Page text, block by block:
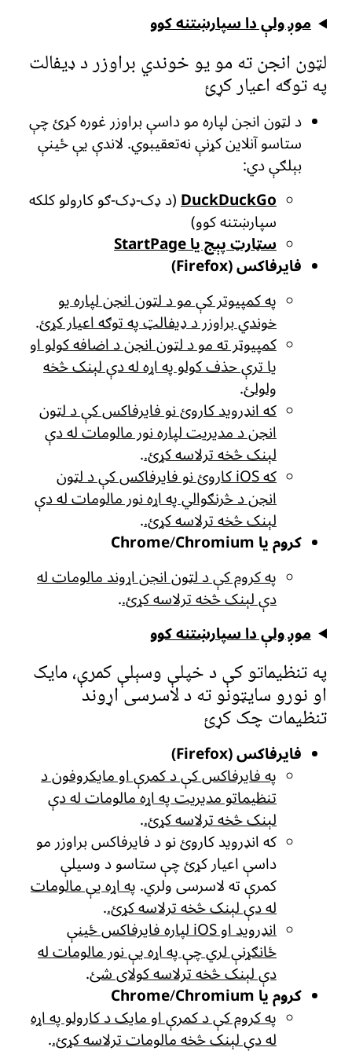
موږ ولې دا سپارښتنه کوو
لټون انجن ته مو یو خوندي براوزر د ډیفالت
په توګه اعیار کړئ
د لټون انجن لپاره مو داسې براوزر غوره کړئ چې
ستاسو آنلاین کړنې نه‌تعقیبوي. لاندې یې ځینې
بېلګې دي:
DuckDuckGo (د ډک-ډک-ګو کارولو کلکه
سپارښتنه کوو)
سټارټ پېج یا StartPage
فایرفاکس (Firefox)
په کمپیوتر کې مو د لټون انجن لپاره یو
خوندي براوزر د ډیفالټ په توګه اعیار کړئ.
کمپیوټر ته مو د لټون انجن د اضافه کولو او
یا ترې حذف کولو په اړه له دې لېنک څخه
ولولئ.
که انډروید کاروئ نو فایرفاکس کې د لټون
انجن د مدیریت لپاره نور مالومات له دې
لېنک څخه ترلاسه کړئ..
که iOS کاروئ نو فایرفاکس کې د لټون
انجن د څرنګوالي په اړه نور مالومات له دې
لېنک څخه ترلاسه کړئ..
کروم یا Chrome
/Chromium
په کروم کې د لټون انجن اړوند مالومات له
دې لېنک څخه ترلاسه کړئ..
موږ ولې دا سپارښتنه کوو
په تنظیماتو کې د خپلې وسېلې کمرې، مایک
او نورو سایټونو ته د لاسرسی اړوند
تنظیمات چک کړئ
فایرفاکس (Firefox)
په فایرفاکس کې د کمرې او مایکروفون د
تنظیماتو مدیریت په اړه مالومات له دې
لېنک څخه ترلاسه کړئ..
که انډروید کاروئ نو د فایرفاکس براوزر مو
داسې اعیار کړئ چې ستاسو د وسیلې
کمرې ته لاسرسی ولري. په اړه یې مالومات
له دې لېنک څخه ترلاسه کړئ..
انډروید او iOS لپاره فایرفاکس ځینې
ځانګړنې لري چې په اړه یې نور مالومات له
دې لېنک څخه ترلاسه کولای شئ.
کروم یا Chrome
/Chromium
په کروم کې د کمرې او مایک د کارولو په اړه
له دې لېنک څخه مالومات ترلاسه کړئ..